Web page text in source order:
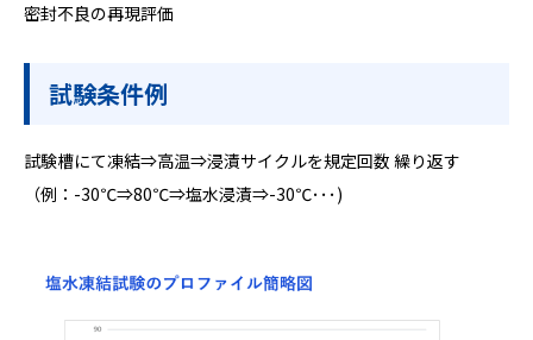
密封不良の再現評価
試験条件例
試験槽にて凍結⇒高温⇒浸漬サイクルを規定回数 繰り返す
（例：-30℃⇒80℃⇒塩水浸漬⇒-30℃･･･)